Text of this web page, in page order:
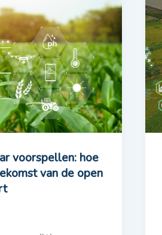
voorspellen: hoe
van de open